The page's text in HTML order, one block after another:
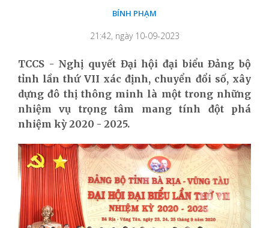
BÍNH PHẠM
21:42, ngày 10-09-2023
TCCS - Nghị quyết Đại hội đại biểu Đảng bộ
tỉnh lần thứ VII xác định, chuyển đổi số, xây
dựng đô thị thông minh là một trong những
nhiệm vụ trọng tâm mang tính đột phá
nhiệm kỳ 2020 - 2025.